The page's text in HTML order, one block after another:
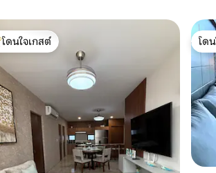
ก 5, 312 รีวิว
นใจเกสต์ที่สุด
โดนใจเกสต์
โด
โด